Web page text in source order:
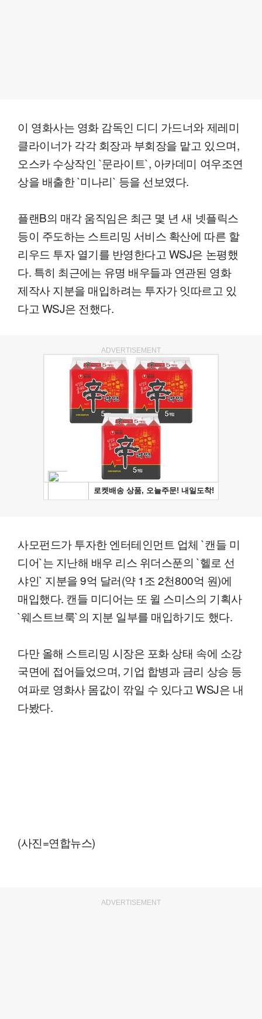
이 영화사는 영화 감독인 디디 가드너와 제레미
클라이너가 각각 회장과 부회장을 맡고 있으며,
오스카 수상작인 `문라이트`, 아카데미 여우조연
상을 배출한 `미나리` 등을 선보였다.
플랜B의 매각 움직임은 최근 몇 년 새 넷플릭스
등이 주도하는 스트리밍 서비스 확산에 따른 할
리우드 투자 열기를 반영한다고 WSJ은 논평했
다. 특히 최근에는 유명 배우들과 연관된 영화
제작사 지분을 매입하려는 투자가 잇따르고 있
다고 WSJ은 전했다.
ADVERTISEMENT
사모펀드가 투자한 엔터테인먼트 업체 `캔들 미
디어`는 지난해 배우 리스 위더스푼의 `헬로 선
샤인` 지분을 9억 달러(약 1조 2천800억 원)에
매입했다. 캔들 미디어는 또 윌 스미스의 기획사
`웨스트브룩`의 지분 일부를 매입하기도 했다.
다만 올해 스트리밍 시장은 포화 상태 속에 소강
국면에 접어들었으며, 기업 합병과 금리 상승 등
여파로 영화사 몸값이 깎일 수 있다고 WSJ은 내
다봤다.
(사진=연합뉴스)
ADVERTISEMENT